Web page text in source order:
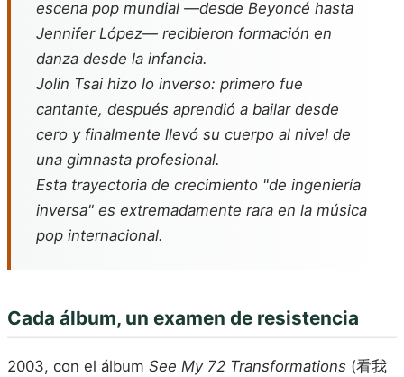
escena pop mundial —desde Beyoncé hasta
Jennifer López— recibieron formación en
danza desde la infancia.
Jolin Tsai hizo lo inverso: primero fue
cantante, después aprendió a bailar desde
cero y finalmente llevó su cuerpo al nivel de
una gimnasta profesional.
Esta trayectoria de crecimiento "de ingeniería
inversa" es extremadamente rara en la música
pop internacional.
Cada álbum, un examen de resistencia
2003, con el álbum See My 72 Transformations (看我